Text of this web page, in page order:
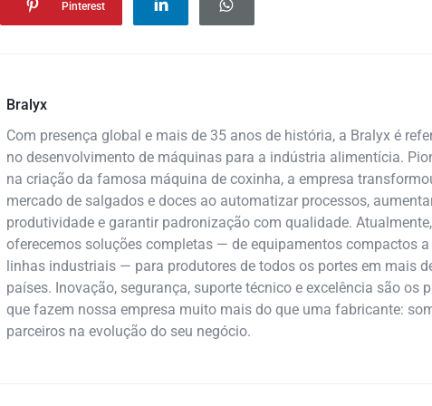
Pinterest
Bralyx
Com presença global e mais de 35 anos de história, a Bralyx é
no desenvolvimento de máquinas para a indústria alimentícia.
na criação da famosa máquina de coxinha, a empresa
mercado de salgados e doces ao automatizar processos,
produtividade e garantir padronização com qualidade. Atualmente,
oferecemos soluções completas — de equipamentos compactos a
linhas industriais — para produtores de todos os portes em mais
países. Inovação, segurança, suporte técnico e excelência são os
que fazem nossa empresa muito mais do que uma fabricante:
parceiros na evolução do seu negócio.